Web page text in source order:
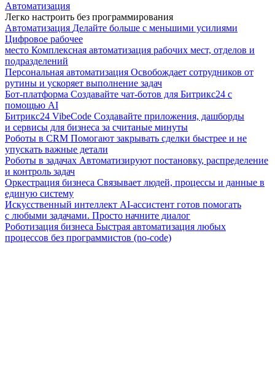
Автоматизация
Легко настроить без программирования
Автоматизация Делайте больше с меньшими усилиями
Цифровое рабочее
место Комплексная автоматизация рабочих мест, отделов и
подразделений
Персональная автоматизация Освобождает сотрудников от
рутины и ускоряет выполнение задач
Бот-платформа Создавайте чат-ботов для Битрикс24 с
помощью AI
Битрикс24 VibeCode Создавайте приложения, дашборды
и сервисы для бизнеса за считаные минуты
Роботы в CRM Помогают закрывать сделки быстрее и не
упускать важные детали
Роботы в задачах Автоматизируют постановку, распределение
и контроль задач
Оркестрация бизнеса Связывает людей, процессы и данные в
единую систему
Искусственный интеллект AI-ассистент готов помогать
с любыми задачами. Просто начните диалог
Роботизация бизнеса Быстрая автоматизация любых
процессов без программистов (no-code)